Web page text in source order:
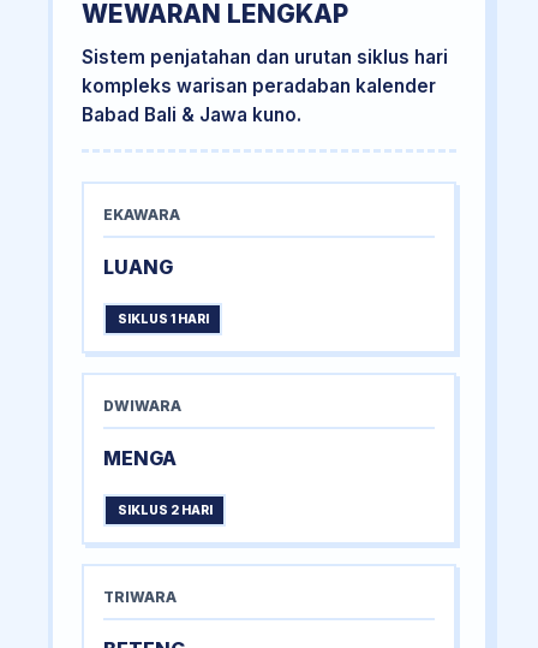
WEWARAN LENGKAP
Sistem penjatahan dan urutan siklus hari
kompleks warisan peradaban kalender
Babad Bali & Jawa kuno.
EKAWARA
LUANG
SIKLUS 1 HARI
DWIWARA
MENGA
SIKLUS 2 HARI
TRIWARA